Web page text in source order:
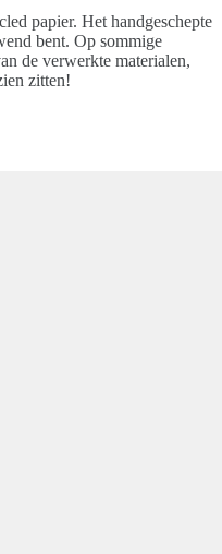
papier. Het handgeschepte
bent. Op sommige
de verwerkte materialen,
zitten!